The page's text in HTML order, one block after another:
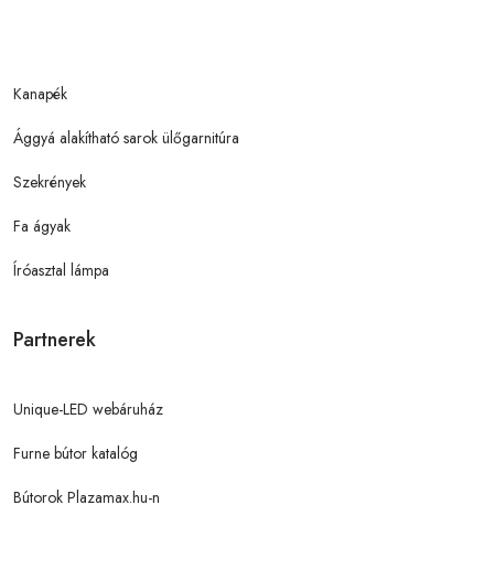
Kanapék
Ággyá alakítható sarok ülőgarnitúra
Szekrények
Fa ágyak
Íróasztal lámpa
Partnerek
Unique-LED webáruház
Furne bútor katalóg
Bútorok Plazamax.hu-n